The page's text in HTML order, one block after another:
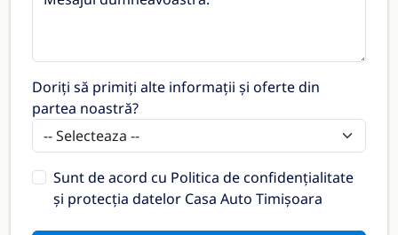
Doriți să primiți alte informații și oferte din
partea noastră?
Sunt de acord cu Politica de confidențialitate
și protecția datelor Casa Auto Timișoara